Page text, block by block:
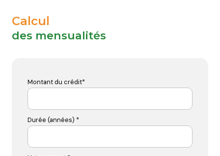
Calcul
des mensualités
Montant du crédit*
Durée (années) *